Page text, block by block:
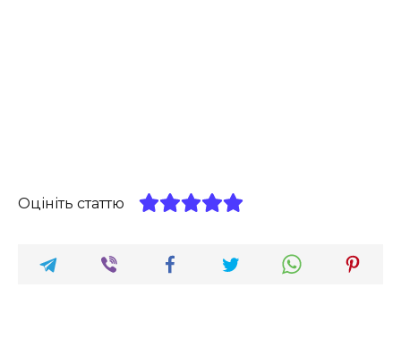
Оцініть статтю